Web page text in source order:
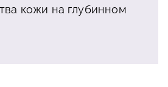
кожи на глубинном